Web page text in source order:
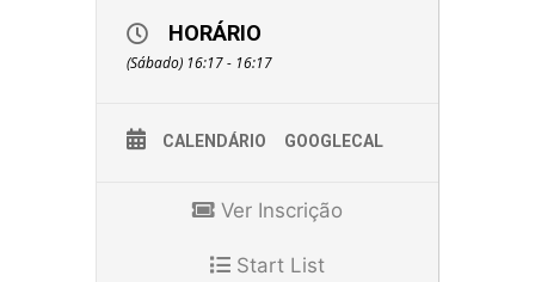
HORÁRIO
(Sábado) 16:17 - 16:17
CALENDÁRIO GOOGLECAL
Ver Inscrição
Start List